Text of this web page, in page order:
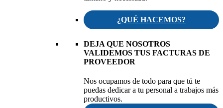
¿QUÉ HACEMOS?
DEJA QUE NOSOTROS
VALIDEMOS TUS FACTURAS DE
PROVEEDOR
Nos ocupamos de todo para que tú te
puedas dedicar a tu personal a trabajos más
productivos.